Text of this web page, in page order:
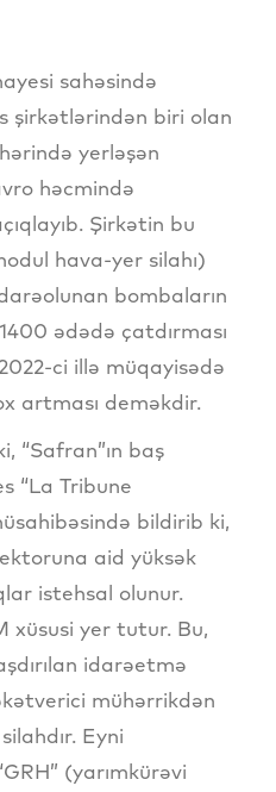
sahəsində
şirkətlərindən biri olan
yerləşən
həcmində
Şirkətin bu
hava-yer silahı)
bombaların
ədədə çatdırması
ci illə müqayisədə
artması deməkdir.
“Safran”ın baş
“La Tribune
bildirib ki,
aid yüksək
istehsal olunur.
xüsusi yer tutur. Bu,
idarəetmə
mühərrikdən
Eyni
(yarımkürəvi